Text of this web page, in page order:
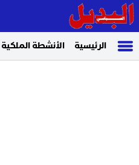
الرئيسية الأنشطة الملكية